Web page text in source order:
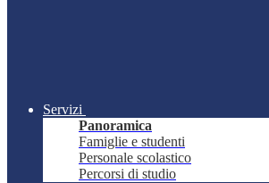
Servizi
Panoramica
Famiglie e studenti
Personale scolastico
Percorsi di studio